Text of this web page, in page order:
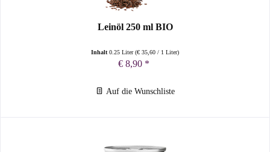
Leinöl 250 ml BIO
Inhalt0.25 Liter(€ 35,60 / 1 Liter)
€ 8,90 *
Auf die Wunschliste